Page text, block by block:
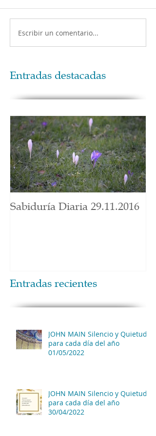
Escribir un comentario...
Entradas destacadas
Sabiduría Diaria 29.11.2016
Entradas recientes
JOHN MAIN Silencio y Quietud
para cada día del año
01/05/2022
JOHN MAIN Silencio y Quietud
para cada día del año
30/04/2022